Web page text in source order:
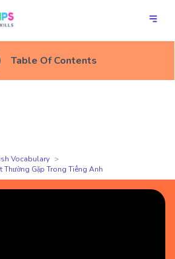
Table Of Contents
Vocabulary
Thường Gặp Trong Tiếng Anh